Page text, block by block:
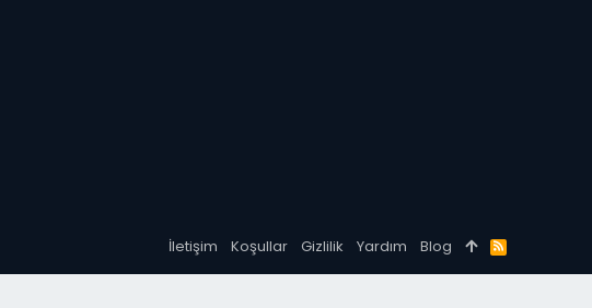
İletişim Koşullar Gizlilik Yardım Blog
R
S
S